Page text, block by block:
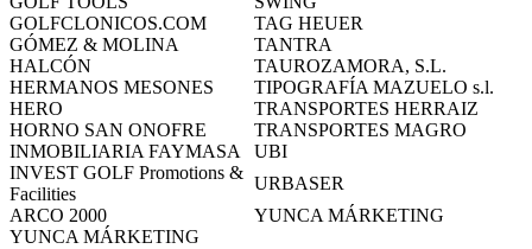
GOLFCLONICOS.COM
TAG HEUER
GÓMEZ & MOLINA
TANTRA
HALCÓN
TAUROZAMORA, S.L.
HERMANOS MESONES
TIPOGRAFÍA MAZUELO s.l.
HERO
TRANSPORTES HERRAIZ
HORNO SAN ONOFRE
TRANSPORTES MAGRO
INMOBILIARIA FAYMASA
UBI
INVEST GOLF Promotions &
Facilities
URBASER
ARCO 2000
YUNCA MÁRKETING
YUNCA MÁRKETING